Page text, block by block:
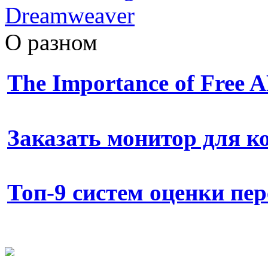
Dreamweaver
О разном
The Importance of Free
Заказать монитор для
Топ-9 систем оценки